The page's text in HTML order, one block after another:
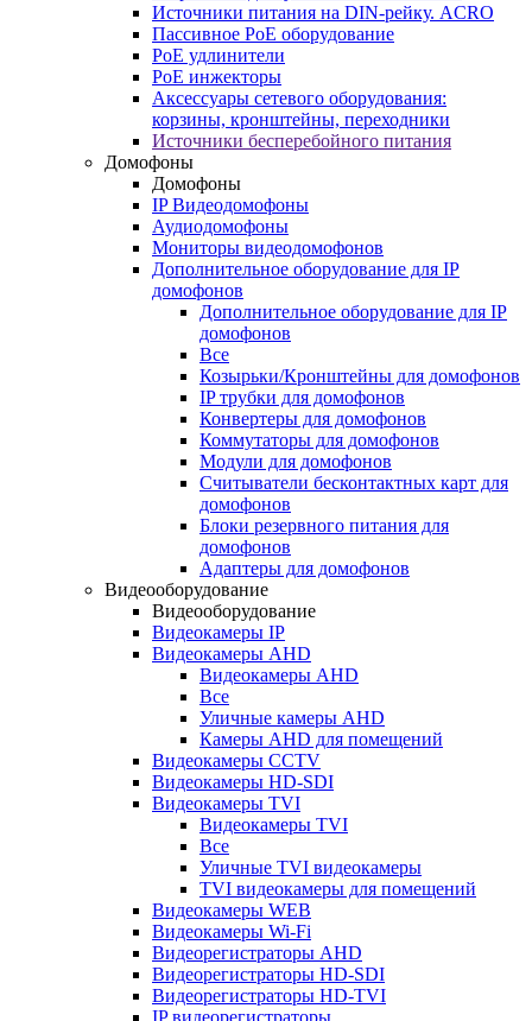
Источники питания на DIN-рейку. ACRO
Пассивное PoE оборудование
PoE удлинители
PoE инжекторы
Аксессуары сетевого оборудования:
корзины, кронштейны, переходники
Источники бесперебойного питания
Домофоны
Домофоны
IP Видеодомофоны
Аудиодомофоны
Мониторы видеодомофонов
Дополнительное оборудование для IP
домофонов
Дополнительное оборудование для IP
домофонов
Все
Козырьки/Кронштейны для домофонов
IP трубки для домофонов
Конвертеры для домофонов
Коммутаторы для домофонов
Модули для домофонов
Считыватели бесконтактных карт для
домофонов
Блоки резервного питания для
домофонов
Адаптеры для домофонов
Видеооборудование
Видеооборудование
Видеокамеры IP
Видеокамеры AHD
Видеокамеры AHD
Все
Уличные камеры AHD
Камеры AHD для помещений
Видеокамеры CCTV
Видеокамеры HD-SDI
Видеокамеры TVI
Видеокамеры TVI
Все
Уличные TVI видеокамеры
TVI видеокамеры для помещений
Видеокамеры WEB
Видеокамеры Wi-Fi
Видеорегистраторы AHD
Видеорегистраторы HD-SDI
Видеорегистраторы HD-TVI
IP видеорегистраторы